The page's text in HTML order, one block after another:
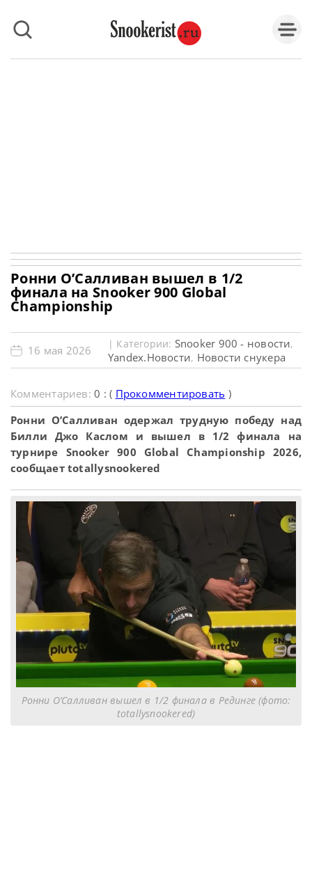
Ронни О’Салливан вышел в 1/2
финала на Snooker 900 Global
Championship
16 мая 2026 | Категории: Snooker 900 - новости,
Yandex.Новости, Новости снукера
Комментариев:0 : ( Прокомментировать )
Ронни О’Салливан одержал трудную победу над
Билли Джо Каслом и вышел в 1/2 финала на
турнире Snooker 900 Global Championship 2026,
сообщает totallysnookered
Ронни О’Салливан вышел в 1/2 финала в Рединге (фото:
totallysnookered)